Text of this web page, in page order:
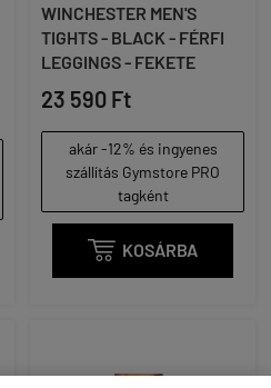
WINCHESTER MEN'S
TIGHTS - BLACK - FÉRFI
LEGGINGS - FEKETE
23 590 Ft
akár -12% és ingyenes
szállítás Gymstore PRO
tagként
 KOSÁRBA